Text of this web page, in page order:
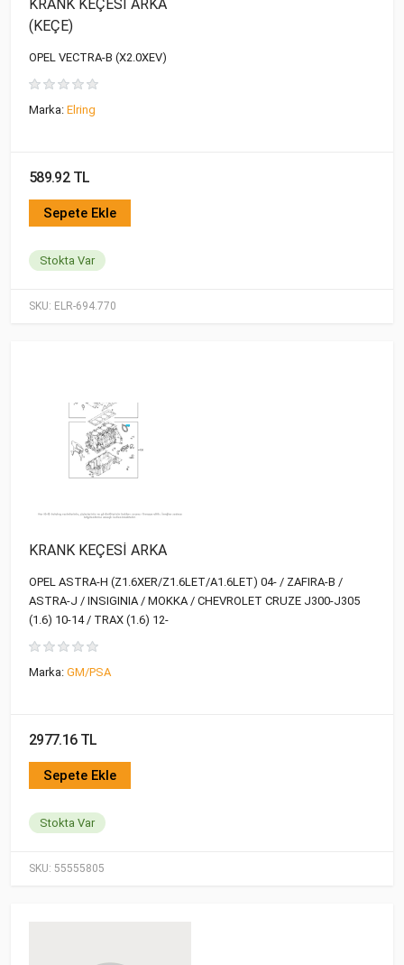
SKU: ELR-694.770
KRANK KEÇESİ ARKA
(KEÇE)
OPEL VECTRA-B (X2.0XEV)
Marka: Elring
589.92 TL
Sepete Ekle
Stokta Var
SKU: 55555805
KRANK KEÇESİ ARKA
OPEL ASTRA-H (Z1.6XER/Z1.6LET/A1.6LET) 04- / ZAFIRA-B /
ASTRA-J / INSIGINIA / MOKKA / CHEVROLET CRUZE J300-J305
(1.6) 10-14 / TRAX (1.6) 12-
Marka: GM/PSA
2977.16 TL
Sepete Ekle
Stokta Var